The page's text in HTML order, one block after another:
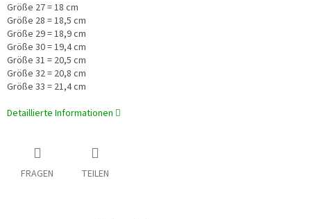
Größe 27 = 18 cm
Größe 28 = 18,5 cm
Größe 29 = 18,9 cm
Größe 30 = 19,4 cm
Größe 31 = 20,5 cm
Größe 32 = 20,8 cm
Größe 33 = 21,4 cm
Detaillierte Informationen
FRAGEN TEILEN